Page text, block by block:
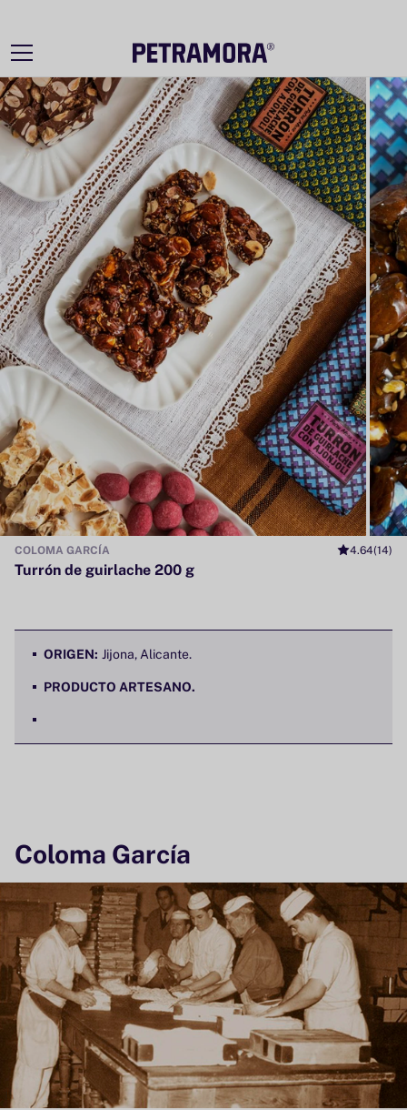
COLOMA GARCÍA 4.64(14)
Turrón de guirlache 200 g
ORIGEN: Jijona, Alicante.
PRODUCTO ARTESANO.
Coloma García